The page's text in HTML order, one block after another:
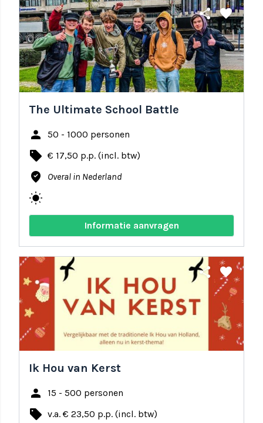
share favorite
The Ultimate School Battle
person 50 - 1000 personen
local_offer € 17,50 p.p. (incl. btw)
where_to_vote Overal in Nederland
wb_sunny
Informatie aanvragen
share favorite
Ik Hou van Kerst
person 15 - 500 personen
local_offer v.a. € 23,50 p.p. (incl. btw)